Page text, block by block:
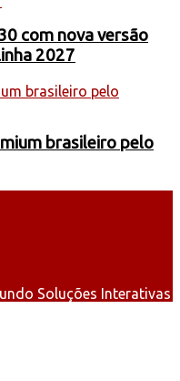
com nova versão
2027
brasileiro pelo
Soluções Interativas